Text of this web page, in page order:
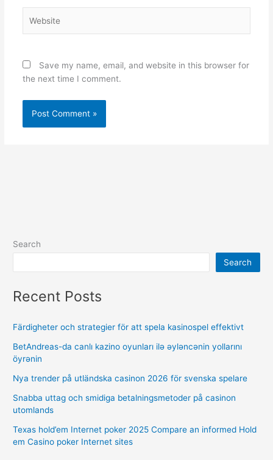
Save my name, email, and website in this browser for
the next time I comment.
Search
Search
Recent Posts
Färdigheter och strategier för att spela kasinospel effektivt
BetAndreas-da canlı kazino oyunları ilə əyləncənin yollarını
öyrənin
Nya trender på utländska casinon 2026 för svenska spelare
Snabba uttag och smidiga betalningsmetoder på casinon
utomlands
Texas hold’em Internet poker 2025 Compare an informed Hold
em Casino poker Internet sites